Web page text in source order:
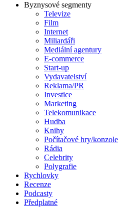
Byznysové segmenty
Televize
Film
Internet
Miliardáři
Mediální agentury
E-commerce
Start-up
Vydavatelství
Reklama/PR
Investice
Marketing
Telekomunikace
Hudba
Knihy
Počítačové hry/konzole
Rádia
Celebrity
Polygrafie
Rychlovky
Recenze
Podcasty
Předplatné